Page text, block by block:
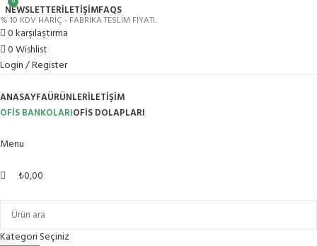
NEWSLETTERİLETİŞİMFAQS
% 10 KDV HARİÇ - FABRİKA TESLİM FİYATI..
0karşılaştırma
0Wishlist
Login / Register
ANASAYFAÜRÜNLERİLETIŞIM
OFİS BANKOLARIOFIS DOLAPLARI
Menu
₺0,00
Kategori Seçiniz